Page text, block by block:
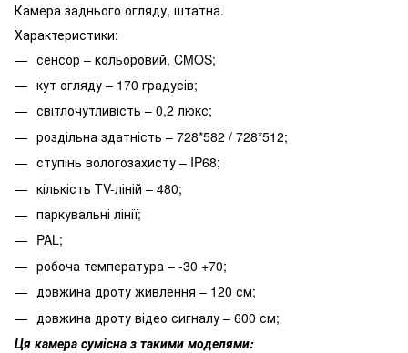
Камера заднього огляду, штатна.
Характеристики:
сенсор – кольоровий, CMOS;
кут огляду – 170 градусів;
світлочутливість – 0,2 люкс;
роздільна здатність – 728*582 / 728*512;
ступінь вологозахисту – IP68;
кількість TV-ліній – 480;
паркувальні лінії;
PAL;
робоча температура – -30 +70;
довжина дроту живлення – 120 см;
довжина дроту відео сигналу – 600 см;
Ця камера сумісна з такими моделями: